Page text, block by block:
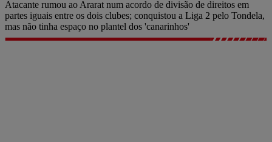
Atacante rumou ao Ararat num acordo de divisão de direitos em
partes iguais entre os dois clubes; conquistou a Liga 2 pelo Tondela,
mas não tinha espaço no plantel dos 'canarinhos'